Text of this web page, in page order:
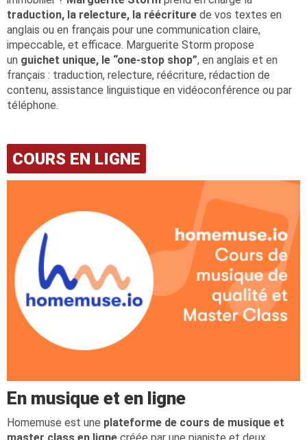
traduction, la relecture, la réécriture de vos textes en
anglais ou en français pour une communication claire,
impeccable, et efficace. Marguerite Storm propose
un guichet unique, le “one-stop shop”, en anglais et en
français : traduction, relecture, réécriture, rédaction de
contenu, assistance linguistique en vidéoconférence ou par
téléphone.
COURS EN LIGNE
En musique et en ligne
Homemuse est une plateforme de cours de musique et